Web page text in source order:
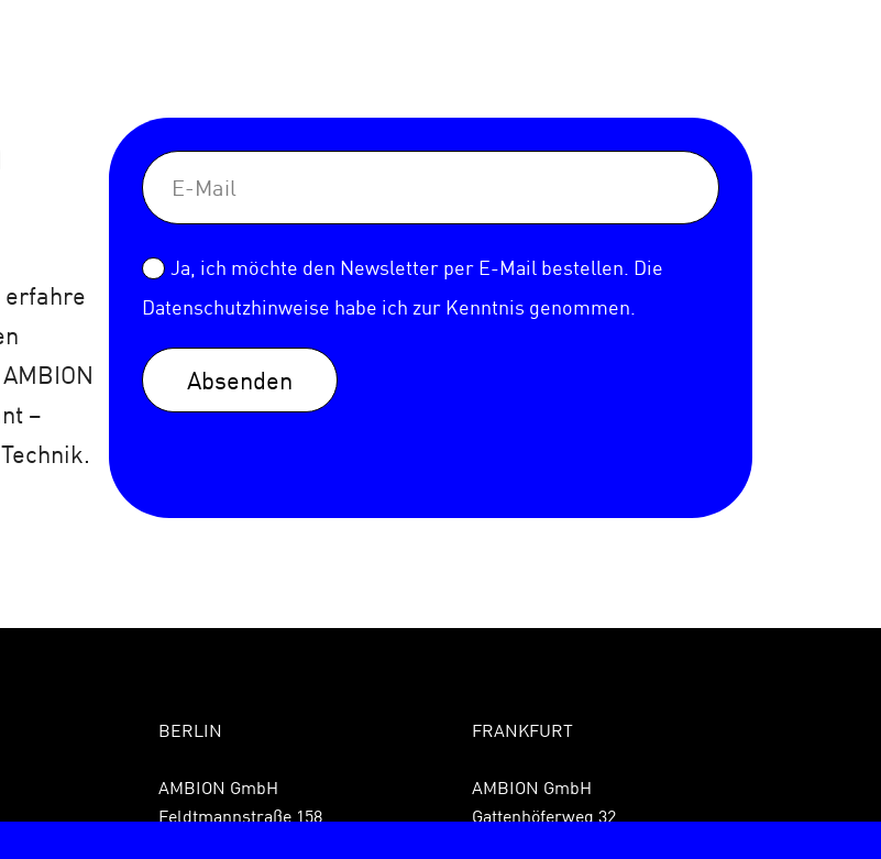
erfahre
–
Ja, ich möchte den Newsletter per E-Mail bestellen. Die
Datenschutzhinweise habe ich zur Kenntnis genommen.
Absenden
BERLIN
AMBION GmbH
Feldtmannstraße 158
FRANKFURT
AMBION GmbH
Gattenhöferweg 32